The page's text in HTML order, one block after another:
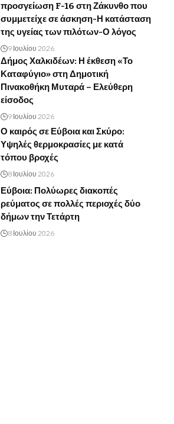
προσγείωση F-16 στη Ζάκυνθο που
συμμετείχε σε άσκηση-Η κατάσταση
της υγείας των πιλότων-Ο λόγος
9 Ιουλίου 2026
Δήμος Χαλκιδέων: Η έκθεση «Το
Καταφύγιο» στη Δημοτική
Πινακοθήκη Μυταρά – Ελεύθερη
είσοδος
9 Ιουλίου 2026
Ο καιρός σε Εύβοια και Σκύρο:
Υψηλές θερμοκρασίες με κατά
τόπου βροχές
8 Ιουλίου 2026
Εύβοια: Πολύωρες διακοπές
ρεύματος σε πολλές περιοχές δύο
δήμων την Τετάρτη
8 Ιουλίου 2026